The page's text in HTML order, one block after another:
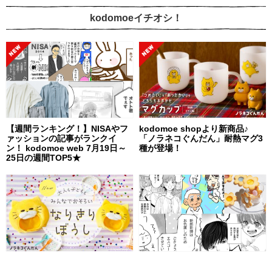
kodomoeイチオシ！
【週間ランキング！】NISAやフ
ァッションの記事がランクイ
ン！ kodomoe web 7月19日～
25日の週間TOP5★
kodomoe shopより新商品♪
「ノラネコぐんだん」耐熱マグ3
種が登場！